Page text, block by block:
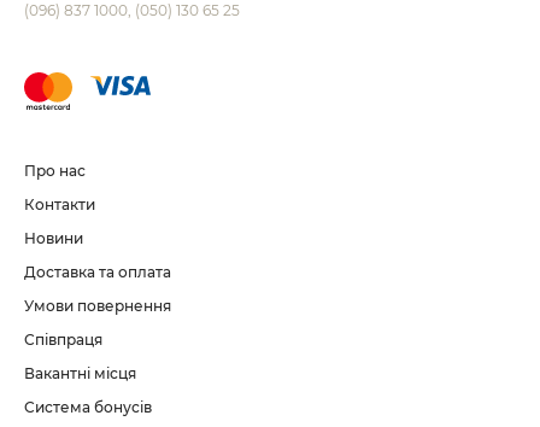
(096) 837 1000 (050) 130 65 25
Про нас
Контакти
Новини
Доставка та оплата
Умови повернення
Співпраця
Вакантні місця
Система бонусів